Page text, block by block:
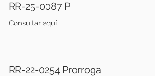
RR-25-0087 P
Consultar aquí
RR-22-0254 Prorroga